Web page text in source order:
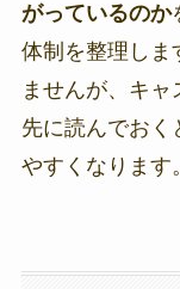
がっているのか
体制を整理しま
ませんが、キ
先に読んでおく
やすくなります。